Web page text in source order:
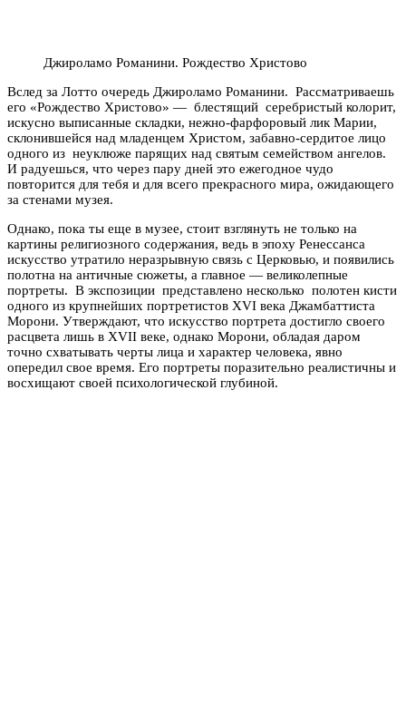
Джироламо Романини. Рождество Христово
Вслед за Лотто очередь Джироламо Романини. Рассматриваешь
его «Рождество Христово» — блестящий серебристый колорит,
искусно выписанные складки, нежно-фарфоровый лик Марии,
склонившейся над младенцем Христом, забавно-сердитое лицо
одного из неуклюже парящих над святым семейством ангелов.
И радуешься, что через пару дней это ежегодное чудо
повторится для тебя и для всего прекрасного мира, ожидающего
за стенами музея.
Однако, пока ты еще в музее, стоит взглянуть не только на
картины религиозного содержания, ведь в эпоху Ренессанса
искусство утратило неразрывную связь с Церковью, и появились
полотна на античные сюжеты, а главное — великолепные
портреты. В экспозиции представлено несколько полотен кисти
одного из крупнейших портретистов XVI века Джамбаттиста
Морони. Утверждают, что искусство портрета достигло своего
расцвета лишь в XVII веке, однако Морони, обладая даром
точно схватывать черты лица и характер человека, явно
опередил свое время. Его портреты поразительно реалистичны и
восхищают своей психологической глубиной.